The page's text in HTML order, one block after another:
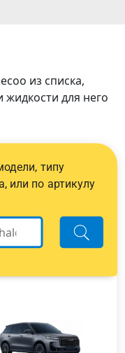
из списка,
для него
типу
или по артикулу